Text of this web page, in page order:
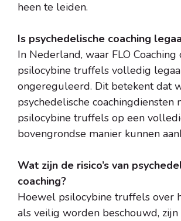
heen te leiden.
Is psychedelische coaching
In Nederland, waar FLO
psilocybine truffels volledig
ongereguleerd. Dit betekent dat
psychedelische coachingdiensten
psilocybine truffels op een
bovengrondse manier kunnen
Wat zijn de risico’s van
coaching?
Hoewel psilocybine truffels over
als veilig worden beschouwd,